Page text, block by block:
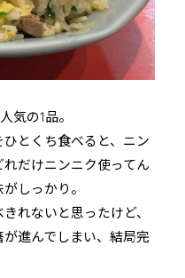
気の1品。
とくち食べると、ニン
だけニンニク使ってん
しっかり。
れないと思ったけど、
進んでしまい、結局完